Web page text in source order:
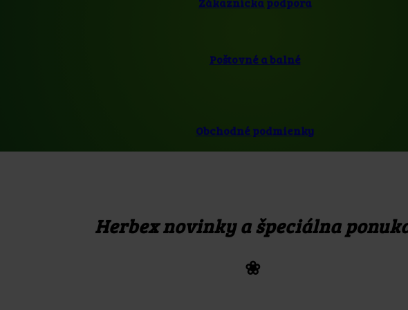
Poštovné a balné
Obchodné podmienky
Herbex novinky a špeciálna
❀